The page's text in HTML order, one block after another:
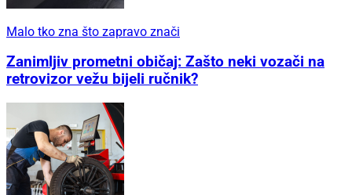
Malo tko zna što zapravo znači
Zanimljiv prometni običaj: Zašto neki vozači na
retrovizor vežu bijeli ručnik?